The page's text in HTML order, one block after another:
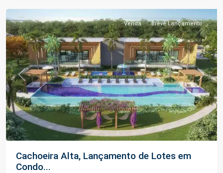
Previous Next
Venda Breve Lançamento
Cachoeira Alta, Lançamento de Lotes em
Condo...